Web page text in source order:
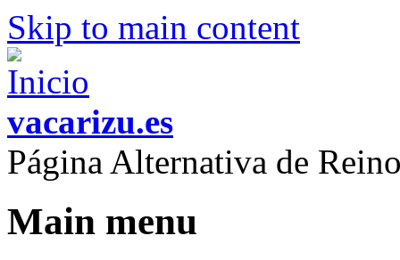
Skip to main content
vacarizu.es
Página Alternativa de
Main menu